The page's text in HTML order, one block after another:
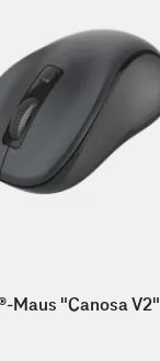
Maus "Canosa V2"